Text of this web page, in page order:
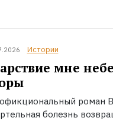
Истории
мне
роман
болезнь